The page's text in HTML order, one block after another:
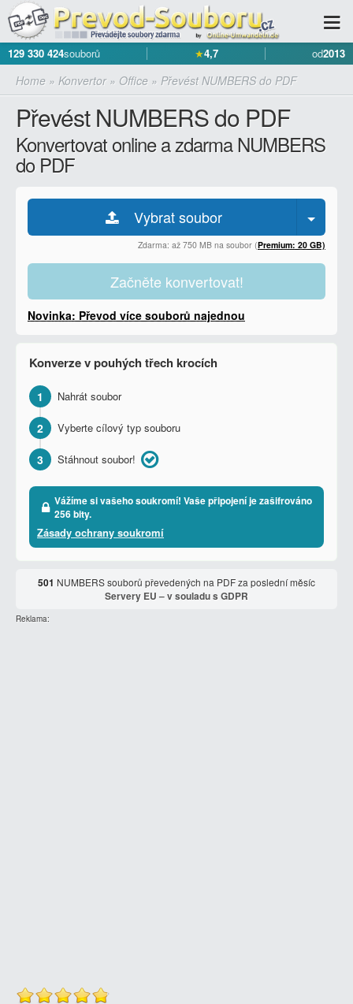
129 330 424souborů ★4,7 od2013
Home » Konvertor» Office » Převést NUMBERS do PDF
Převést NUMBERS do PDF
Konvertovat online a zdarma NUMBERS
do PDF
Vybrat soubor
Zdarma: až 750 MB na soubor (Premium: 20 GB)
Začněte konvertovat!
Novinka: Převod více souborů najednou
Konverze v pouhých třech krocích
1 Nahrát soubor
2 Vyberte cílový typ souboru
3 Stáhnout soubor!
Vážíme si vašeho soukromí! Vaše připojení je zašifrováno
256 bity.
Zásady ochrany soukromí
501 NUMBERS souborů převedených na PDF za poslední měsíc
Servery EU – v souladu s GDPR
Reklama: